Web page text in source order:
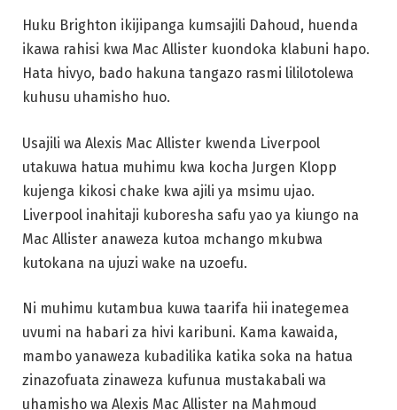
Huku Brighton ikijipanga kumsajili Dahoud, huenda
ikawa rahisi kwa Mac Allister kuondoka klabuni hapo.
Hata hivyo, bado hakuna tangazo rasmi lililotolewa
kuhusu uhamisho huo.
Usajili wa Alexis Mac Allister kwenda Liverpool
utakuwa hatua muhimu kwa kocha Jurgen Klopp
kujenga kikosi chake kwa ajili ya msimu ujao.
Liverpool inahitaji kuboresha safu yao ya kiungo na
Mac Allister anaweza kutoa mchango mkubwa
kutokana na ujuzi wake na uzoefu.
Ni muhimu kutambua kuwa taarifa hii inategemea
uvumi na habari za hivi karibuni. Kama kawaida,
mambo yanaweza kubadilika katika soka na hatua
zinazofuata zinaweza kufunua mustakabali wa
uhamisho wa Alexis Mac Allister na Mahmoud